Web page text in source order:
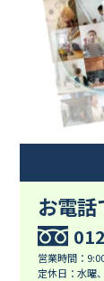
お電
営業時間：
定休日：水曜